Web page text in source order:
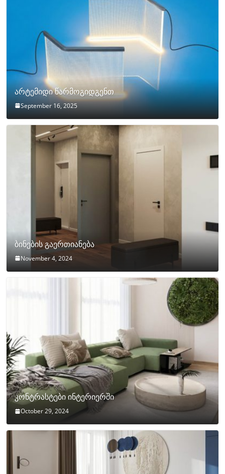
არტემიდი წარმოგიდგენთ
September 16, 2025
ბინების გაერთიანება
November 4, 2024
კონტრასტები ინტერიერში
October 29, 2024